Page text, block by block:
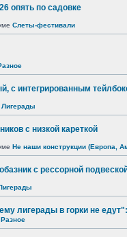
опять по садовке
Слеты-фестивали
с интегрированным
Лигерады
с низкой кареткой
Не наши конструкции (Европа,
с рессорной
лигерады в горки не едут":
Разное